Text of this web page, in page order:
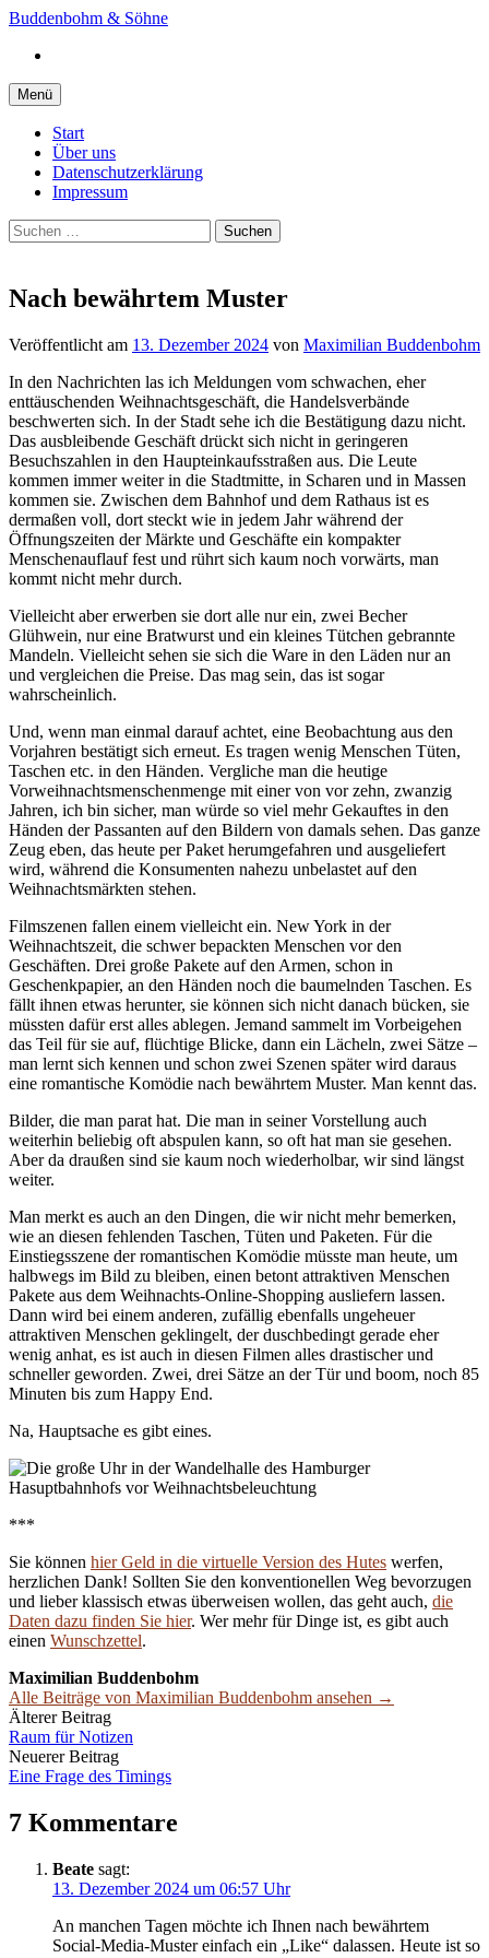
Springe
Inhalt
Buddenbohm & Söhne
Menü
Start
Über uns
Datenschutzerklärung
Impressum
Suchen
nach:
Nach bewährtem Muster
Veröffentlicht am 13. Dezember 2024 von Maximilian Buddenbohm
In den Nachrichten las ich Meldungen vom schwachen, eher
enttäuschenden Weihnachtsgeschäft, die Handelsverbände
beschwerten sich. In der Stadt sehe ich die Bestätigung dazu nicht.
Das ausbleibende Geschäft drückt sich nicht in geringeren
Besuchszahlen in den Haupteinkaufsstraßen aus. Die Leute
kommen immer weiter in die Stadtmitte, in Scharen und in Massen
kommen sie. Zwischen dem Bahnhof und dem Rathaus ist es
dermaßen voll, dort steckt wie in jedem Jahr während der
Öffnungszeiten der Märkte und Geschäfte ein kompakter
Menschenauflauf fest und rührt sich kaum noch vorwärts, man
kommt nicht mehr durch.
Vielleicht aber erwerben sie dort alle nur ein, zwei Becher
Glühwein, nur eine Bratwurst und ein kleines Tütchen gebrannte
Mandeln. Vielleicht sehen sie sich die Ware in den Läden nur an
und vergleichen die Preise. Das mag sein, das ist sogar
wahrscheinlich.
Und, wenn man einmal darauf achtet, eine Beobachtung aus den
Vorjahren bestätigt sich erneut. Es tragen wenig Menschen Tüten,
Taschen etc. in den Händen. Vergliche man die heutige
Vorweihnachtsmenschenmenge mit einer von vor zehn, zwanzig
Jahren, ich bin sicher, man würde so viel mehr Gekauftes in den
Händen der Passanten auf den Bildern von damals sehen. Das ganze
Zeug eben, das heute per Paket herumgefahren und ausgeliefert
wird, während die Konsumenten nahezu unbelastet auf den
Weihnachtsmärkten stehen.
Filmszenen fallen einem vielleicht ein. New York in der
Weihnachtszeit, die schwer bepackten Menschen vor den
Geschäften. Drei große Pakete auf den Armen, schon in
Geschenkpapier, an den Händen noch die baumelnden Taschen. Es
fällt ihnen etwas herunter, sie können sich nicht danach bücken, sie
müssten dafür erst alles ablegen. Jemand sammelt im Vorbeigehen
das Teil für sie auf, flüchtige Blicke, dann ein Lächeln, zwei Sätze –
man lernt sich kennen und schon zwei Szenen später wird daraus
eine romantische Komödie nach bewährtem Muster. Man kennt das.
Bilder, die man parat hat. Die man in seiner Vorstellung auch
weiterhin beliebig oft abspulen kann, so oft hat man sie gesehen.
Aber da draußen sind sie kaum noch wiederholbar, wir sind längst
weiter.
Man merkt es auch an den Dingen, die wir nicht mehr bemerken,
wie an diesen fehlenden Taschen, Tüten und Paketen. Für die
Einstiegsszene der romantischen Komödie müsste man heute, um
halbwegs im Bild zu bleiben, einen betont attraktiven Menschen
Pakete aus dem Weihnachts-Online-Shopping ausliefern lassen.
Dann wird bei einem anderen, zufällig ebenfalls ungeheuer
attraktiven Menschen geklingelt, der duschbedingt gerade eher
wenig anhat, es ist auch in diesen Filmen alles drastischer und
schneller geworden. Zwei, drei Sätze an der Tür und boom, noch 85
Minuten bis zum Happy End.
Na, Hauptsache es gibt eines.
***
Sie können hier Geld in die virtuelle Version des Hutes werfen,
herzlichen Dank! Sollten Sie den konventionellen Weg bevorzugen
und lieber klassisch etwas überweisen wollen, das geht auch, die
Daten dazu finden Sie hier. Wer mehr für Dinge ist, es gibt auch
einen Wunschzettel.
Maximilian Buddenbohm
Alle Beiträge von Maximilian Buddenbohm ansehen →
Beitrags-
Navigation
Älterer Beitrag
Raum für Notizen
Neuerer Beitrag
Eine Frage des Timings
7 Kommentare
Beate sagt:
13. Dezember 2024 um 06:57 Uhr
An manchen Tagen möchte ich Ihnen nach bewährtem
Social-Media-Muster einfach ein „Like“ dalassen. Heute ist so